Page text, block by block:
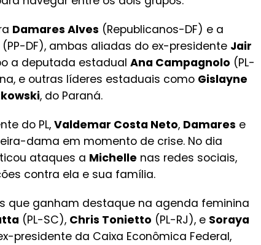
Damares Alves (Republicanos-DF) e a
(PP-DF), ambas aliadas do ex-presidente Jair
a deputada estadual Ana Campagnolo (PL-
e outras líderes estaduais como Gislayne
, do Paraná.
do PL, Valdemar Costa Neto, Damares e
dama em momento de crise. No dia
ataques a Michelle nas redes sociais,
contra ela e sua família.
que ganham destaque na agenda feminina
(PL-SC), Chris Tonietto (PL-RJ), e Soraya
presidente da Caixa Econômica Federal,